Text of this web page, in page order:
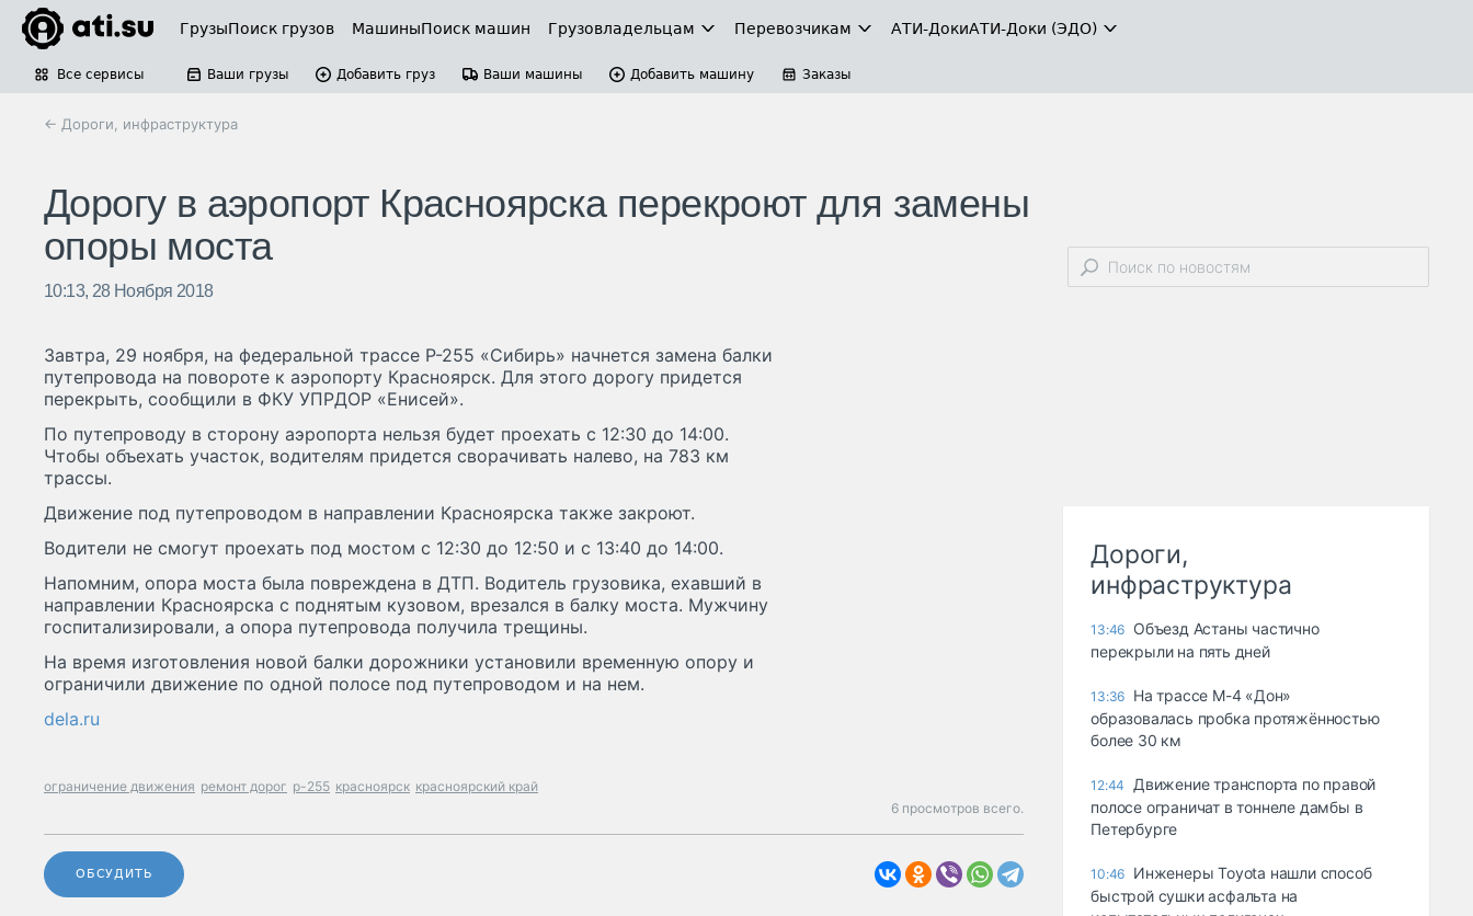
ГрузыПоиск грузов МашиныПоиск машин Грузовладельцам Перевозчикам АТИ-ДокиАТИ-Доки (ЭДО)
Все сервисы Ваши грузы Добавить груз Ваши машины Добавить машину Заказы
← Дороги, инфраструктура
Дорогу в аэропорт Красноярска перекроют для замены
опоры моста
10:13, 28 Ноября 2018
Завтра, 29 ноября, на федеральной трассе Р-255 «Сибирь» начнется замена балки
путепровода на повороте к аэропорту Красноярск. Для этого дорогу придется
перекрыть, сообщили в ФКУ УПРДОР «Енисей».
По путепроводу в сторону аэропорта нельзя будет проехать с 12:30 до 14:00.
Чтобы объехать участок, водителям придется сворачивать налево, на 783 км
трассы.
Движение под путепроводом в направлении Красноярска также закроют.
Водители не смогут проехать под мостом с 12:30 до 12:50 и с 13:40 до 14:00.
Напомним, опора моста была повреждена в ДТП. Водитель грузовика, ехавший в
направлении Красноярска с поднятым кузовом, врезался в балку моста. Мужчину
госпитализировали, а опора путепровода получила трещины.
На время изготовления новой балки дорожники установили временную опору и
ограничили движение по одной полосе под путепроводом и на нем.
dela.ru
ограничение движения ремонт дорог р-255 красноярск красноярский край
6 просмотров всего.
ОБСУДИТЬ
Дороги,
инфраструктура
13:46 Объезд Астаны частично
перекрыли на пять дней
13:36 На трассе М-4 «Дон»
образовалась пробка протяжённостью
более 30 км
12:44
Движение транспорта по правой
полосе ограничат в тоннеле дамбы в
Петербурге
10:46 Инженеры Toyota нашли способ
быстрой сушки асфальта на